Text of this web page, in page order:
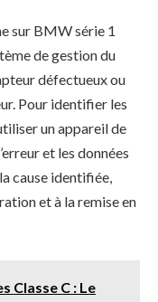
sur BMW série 1
de gestion du
défectueux ou
Pour identifier les
un appareil de
et les données
cause identifiée,
et à la remise en
Classe C : Le